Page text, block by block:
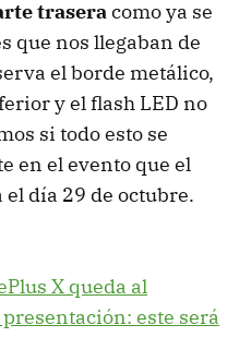
trasera como ya se
que nos llegaban de
el borde metálico,
y el flash LED no
si todo esto se
en el evento que el
día 29 de octubre.
X queda al
este será